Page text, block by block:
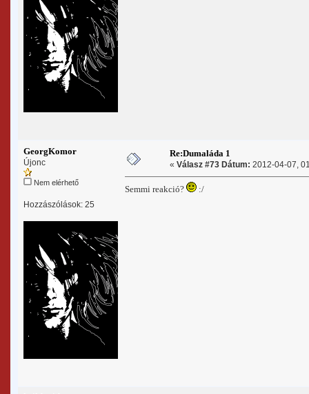
GeorgKomor
Újonc
Nem elérhető
Hozzászólások: 25
Re:Dumaláda 1
« Válasz #73 Dátum: 2012-04-07,
Semmi reakció? :/